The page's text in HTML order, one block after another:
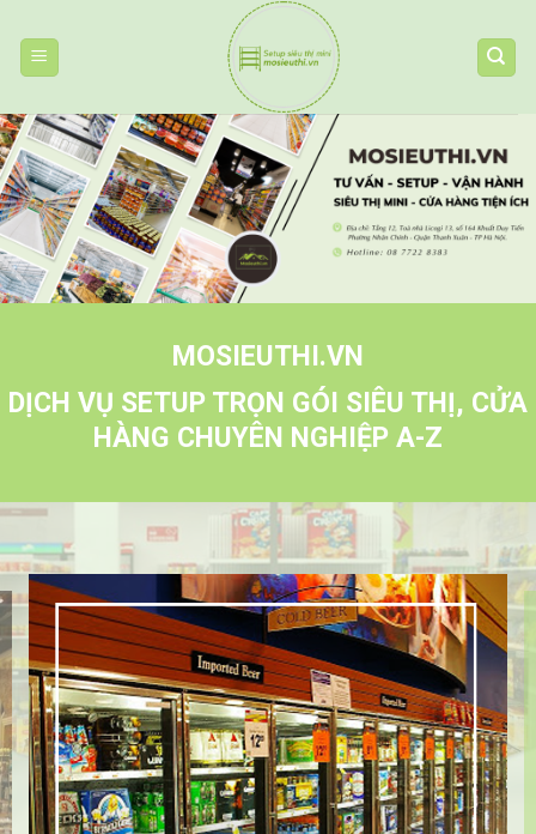
content
MOSIEUTHI.VN
DỊCH VỤ SETUP TRỌN GÓI SIÊU THỊ, CỬA
HÀNG CHUYÊN NGHIỆP A-Z